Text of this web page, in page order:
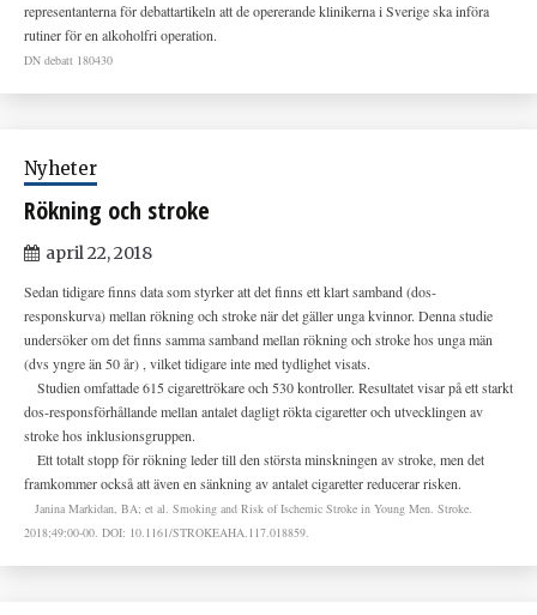
representanterna för debattartikeln att de opererande klinikerna i Sverige ska införa
rutiner för en alkoholfri operation.
DN debatt 180430
Nyheter
Rökning och stroke
april 22, 2018
Sedan tidigare finns data som styrker att det finns ett klart samband (dos-
responskurva) mellan rökning och stroke när det gäller unga kvinnor. Denna studie
undersöker om det finns samma samband mellan rökning och stroke hos unga män
(dvs yngre än 50 år) , vilket tidigare inte med tydlighet visats.
Studien omfattade 615 cigarettrökare och 530 kontroller. Resultatet visar på ett starkt
dos-responsförhållande mellan antalet dagligt rökta cigaretter och utvecklingen av
stroke hos inklusionsgruppen.
Ett totalt stopp för rökning leder till den största minskningen av stroke, men det
framkommer också att även en sänkning av antalet cigaretter reducerar risken.
Janina Markidan, BA; et al. Smoking and Risk of Ischemic Stroke in Young Men. Stroke.
2018;49:00-00. DOI: 10.1161/STROKEAHA.117.018859.